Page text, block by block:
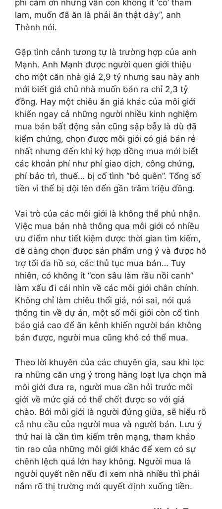
phí cảm ơn nhưng vẫn còn không ít ‘cò’ tham
lam, muốn đã ăn là phải ăn thật dày”, anh
Thành nói.
Gặp tình cảnh tương tự là trường hợp của anh
Mạnh. Anh Mạnh được người quen giới thiệu
cho một căn nhà giá 2,9 tỷ nhưng sau này anh
mới biết giá chủ nhà muốn bán ra chỉ 2,3 tỷ
đồng. Hay một chiêu ăn giá khác của môi giới
khiến ngay cả những người nhiều kinh nghiệm
mua bán bất động sản cũng sập bẫy là dù đã
kiểm chứng, chọn được môi giới có giá bán rẻ
nhất nhưng đến khi ký hợp đồng mua mới biết
các khoản phí như phí giao dịch, công chứng,
phí bảo trì, thuế… bị cố tình “bỏ quên”. Tổng số
tiền vì thế bị đội lên đến gần trăm triệu đồng.
Vai trò của các môi giới là không thể phủ nhận.
Việc mua bán nhà thông qua môi giới có nhiều
ưu điểm như tiết kiệm được thời gian tìm kiếm,
dễ dàng chọn được sản phẩm ưng ý và được hỗ
trợ tối đa hồ sơ, các thủ tục mua bán… Tuy
nhiên, có không ít “con sâu làm rầu nồi canh”
làm xấu đi cái nhìn về các môi giới chân chính.
Không chỉ làm chiêu thổi giá, nói sai, nói quá
thông tin về dự án, một số môi giới còn cố tình
báo giá cao để ăn kênh khiến người bán không
bán được, người mua cũng khó có thể mua.
Theo lời khuyên của các chuyên gia, sau khi lọc
ra những căn ưng ý trong hàng loạt lựa chọn mà
môi giới đưa ra, người mua cần hỏi trước môi
giới về mức giá có thể chốt được so với giá
chào. Bởi môi giới là người đứng giữa, sẽ hiểu rõ
cả nhu cầu của người mua và người bán. Lưu ý
thứ hai là cần tìm kiếm trên mạng, tham khảo
tin rao của những môi giới khác để xem có sự
chênh lệch quá lớn hay không. Người mua là
người quyết nên nếu đi xem nhà nhiều thì phải
nắm rõ thị trường mới quyết định xuống tiền.